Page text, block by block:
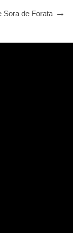
Sora de Forata